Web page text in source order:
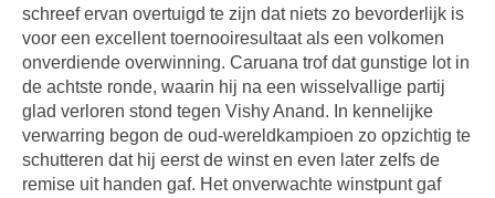
schreef ervan overtuigd te zijn dat niets zo bevorderlijk is
voor een excellent toernooiresultaat als een volkomen
onverdiende overwinning. Caruana trof dat gunstige lot in
de achtste ronde, waarin hij na een wisselvallige partij
glad verloren stond tegen Vishy Anand. In kennelijke
verwarring begon de oud-wereldkampioen zo opzichtig te
schutteren dat hij eerst de winst en even later zelfs de
remise uit handen gaf. Het onverwachte winstpunt gaf